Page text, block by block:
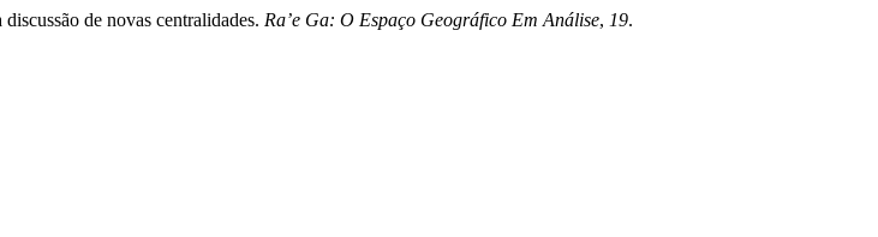
de novas centralidades. Ra’e Ga: O Espaço Geográfico Em Análise, 19.